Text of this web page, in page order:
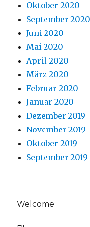
Oktober 2020
September 2020
Juni 2020
Mai 2020
April 2020
März 2020
Februar 2020
Januar 2020
Dezember 2019
November 2019
Oktober 2019
September 2019
Welcome